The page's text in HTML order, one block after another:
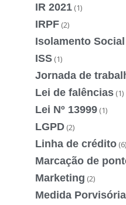
IR 2021 (1)
IRPF (2)
Isolamento Social
ISS (1)
Jornada de
Lei de falências (1)
Lei Nº 13999 (1)
LGPD (2)
Linha de crédito (6)
Marcação de
Marketing (2)
Medida Porvisória